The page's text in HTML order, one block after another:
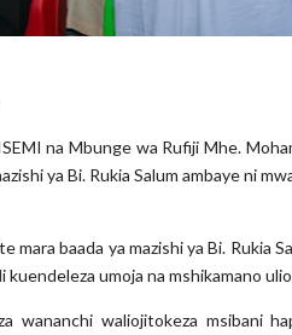
na Mbunge wa Rufiji Mhe.
ya Bi. Rukia Salum ambaye ni
mara baada ya mazishi ya Bi. Rukia
kuendeleza umoja na mshikamano
wananchi waliojitokeza msibani